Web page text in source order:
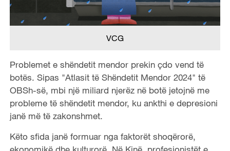
VCG
Problemet e shëndetit mendor prekin çdo vend të
botës. Sipas "Atlasit të Shëndetit Mendor 2024" të
OBSh-së, mbi një miliard njerëz në botë jetojnë me
probleme të shëndetit mendor, ku ankthi e depresioni
janë më të zakonshmet.
Këto sfida janë formuar nga faktorët shoqërorë,